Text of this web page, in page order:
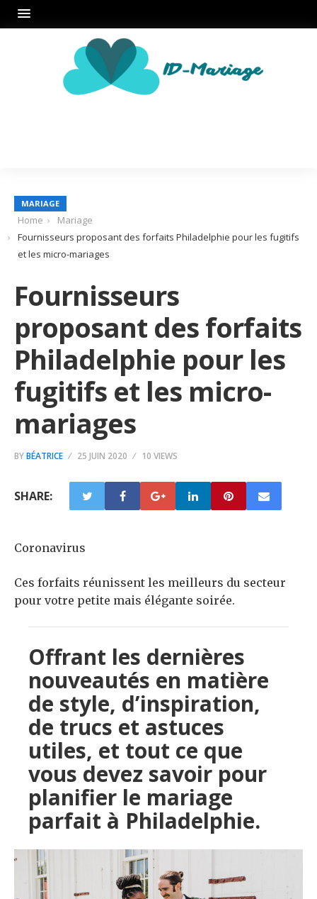
MARIAGE
Home
Mariage
Fournisseurs proposant des forfaits Philadelphie pour les fugitifs
et les micro-mariages
Fournisseurs
proposant des forfaits
Philadelphie pour les
fugitifs et les micro-
mariages
BYBÉATRICE 25 JUIN 2020 10 VIEWS
SHARE:
Coronavirus
Ces forfaits réunissent les meilleurs du secteur
pour votre petite mais élégante soirée.
Offrant les dernières
nouveautés en matière
de style, d’inspiration,
de trucs et astuces
utiles, et tout ce que
vous devez savoir pour
planifier le mariage
parfait à Philadelphie.